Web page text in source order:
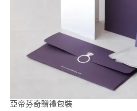
亞帝芬奇贈禮包裝